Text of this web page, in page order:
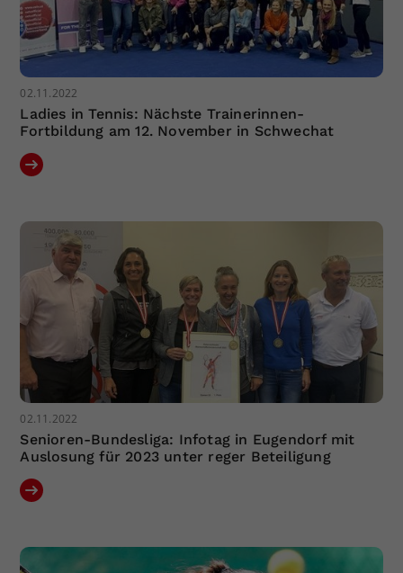
02.11.2022
Ladies in Tennis: Nächste Trainerinnen-
Fortbildung am 12. November in Schwechat
02.11.2022
Senioren-Bundesliga: Infotag in Eugendorf mit
Auslosung für 2023 unter reger Beteiligung